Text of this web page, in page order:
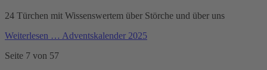
24 Türchen mit Wissenswertem über Störche und über uns
Weiterlesen … Adventskalender 2025
Seite 7 von 57